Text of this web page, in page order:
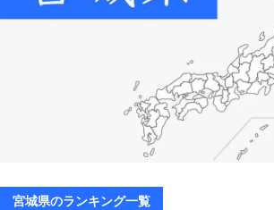
宮城県のランキング一覧